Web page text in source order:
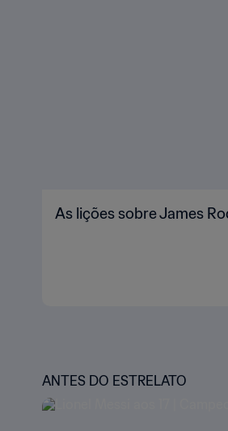
As lições sobre James
ANTES DO ESTRELATO